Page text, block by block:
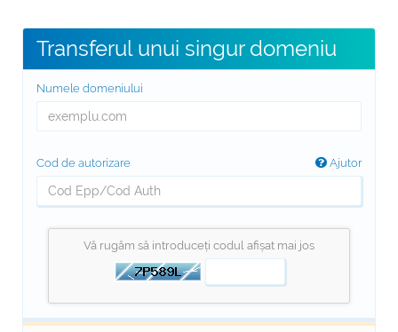
Transferul unui singur domeniu
Numele domeniului
Cod de autorizare Ajutor
Vă rugăm să introduceți codul afișat mai jos